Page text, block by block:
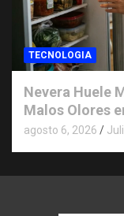
TECNOLOGIA
Nevera Huele
Malos Olores
agosto 6, 2026